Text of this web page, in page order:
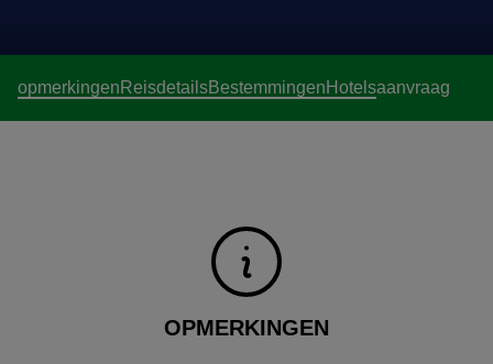
opmerkingenReisdetailsBestemmingenHotelsaanvraag
OPMERKINGEN